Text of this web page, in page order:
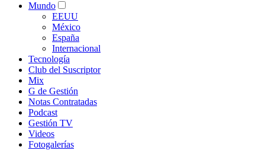
Mundo
EEUU
México
España
Internacional
Tecnología
Club del Suscriptor
Mix
G de Gestión
Notas Contratadas
Podcast
Gestión TV
Videos
Fotogalerías